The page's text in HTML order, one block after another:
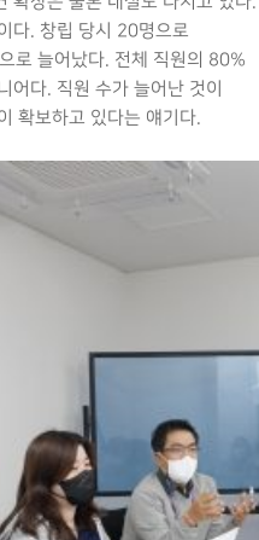
다. 창립 당시 20명으로
로 늘어났다. 전체 직원의 80%
어다. 직원 수가 늘어난 것이
확보하고 있다는 얘기다.